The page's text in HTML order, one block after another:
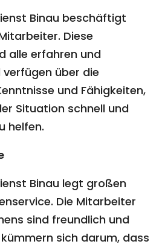
Binau beschäftigt
Diese
alle erfahren und
über die
und Fähigkeiten,
Situation schnell und
helfen.
Binau legt großen
Die Mitarbeiter
sind freundlich und
sich darum, dass